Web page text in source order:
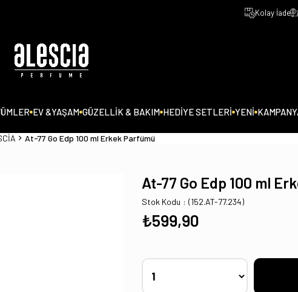
Kolay İade
EV &YAŞAM GÜZELLİK & BAKIM HEDİYE SETLERİ YENİ
At-77 Go Edp 100 ml Erkek Parfümü
At-77 Go Edp 100 ml
Stok Kodu (152.AT-77.234)
₺599,90